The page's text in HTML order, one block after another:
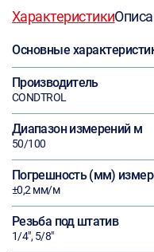
Характеристики
Основные
Производитель
CONDTROL
Диапазон измерений м
50/100
Погрешность (мм)
±0,2 мм/м
Резьба под штатив
1/4", 5/8"